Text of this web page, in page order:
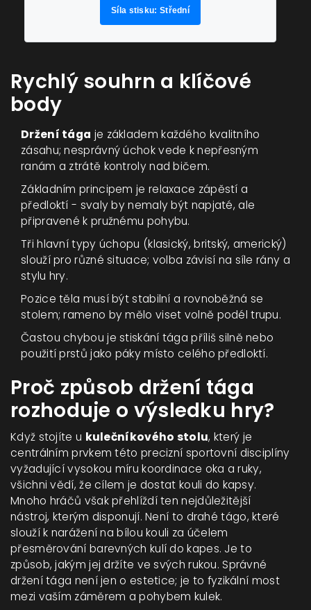
Síla stisku: Střední
Rychlý souhrn a klíčové
body
Držení tága je základem každého kvalitního
zásahu; nesprávný úchok vede k nepřesným
ranám a ztrátě kontroly nad bičem.
Základním principem je relaxace zápěstí a
předloktí - svaly by nemaly být napjaté, ale
připravené k pružnému pohybu.
Tři hlavní typy úchopu (klasický, britský, americký)
slouží pro různé situace; volba závisí na síle rány a
stylu hry.
Pozice těla musí být stabilní a rovnoběžná se
stolem; rameno by mělo viset volně podél trupu.
Častou chybou je stiskání tága příliš silně nebo
použití prstů jako páky místo celého předloktí.
Proč způsob držení tága
rozhoduje o výsledku hry?
Když stojíte u kulečníkového stolu, který je
centrálním prvkem této precizní sportovní disciplíny
vyžadující vysokou míru koordinace oka a ruky,
všichni vědí, že cílem je dostat kouli do kapsy.
Mnoho hráčů však přehlíždí ten nejdůležitější
nástroj, kterým disponují. Není to drahétágo, které
slouží k narážení na bílou kouli za účelem
přesměrování barevných kulí do kapes. Je to
způsob, jakým jej držíte ve svých rukou. Správné
držení tága není jen o estetice; je to fyzikální most
mezi vaším záměrem a pohybem kulek.